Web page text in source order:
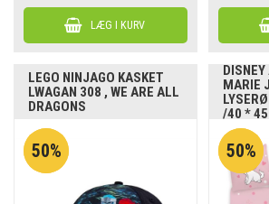
LEGO NINJAGO KASKET
LWAGAN 308 , WE ARE ALL
DRAGONS
50%
MARIE
/40 *
50%